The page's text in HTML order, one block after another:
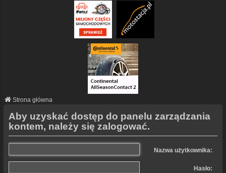
Strona główna
Aby uzyskać dostęp do panelu zarządzania
kontem, należy się zalogować.
Nazwa użytkownika:
Hasło: